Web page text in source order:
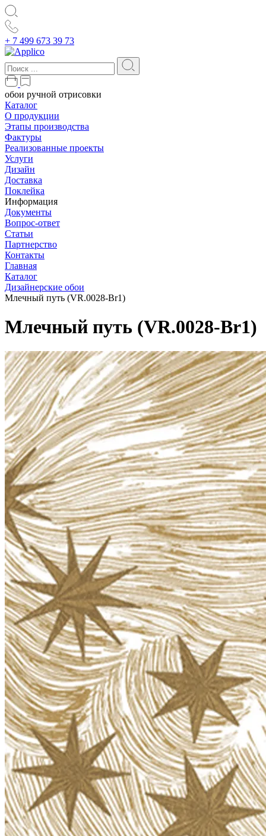
+ 7 499 673 39 73
обои ручной отрисовки
Каталог
О продукции
Этапы производства
Фактуры
Реализованные проекты
Услуги
Дизайн
Доставка
Поклейка
Информация
Документы
Вопрос-ответ
Статьи
Партнерство
Контакты
Главная
Каталог
Дизайнерские обои
Млечный путь (VR.0028-Br1)
Млечный путь (VR.0028-Br1)